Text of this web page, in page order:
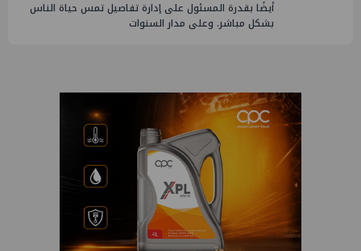
أيضًا بقدرة المسئول على إدارة تفاصيل تمس حياة الناس
بشكل مباشر. وعلى مدار السنوات